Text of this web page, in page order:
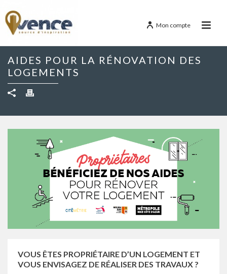
Mon compte
AIDES POUR LA RÉNOVATION DES
LOGEMENTS
VOUS ÊTES PROPRIÉTAIRE D’UN LOGEMENT ET
VOUS ENVISAGEZ DE RÉALISER DES TRAVAUX ?